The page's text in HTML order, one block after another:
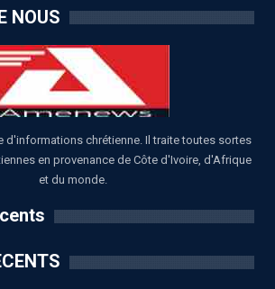
NOUS
d'informations chrétienne. Il traite toutes sortes
en provenance de Côte d'Ivoire, d'Afrique
et du monde.